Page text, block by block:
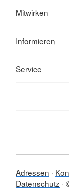
Mitwirken
Informieren
Service
Adressen
Datenschutz